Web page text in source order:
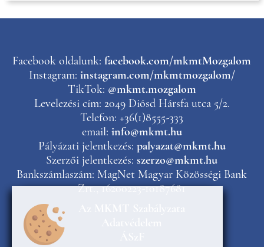
Facebook oldalunk:facebook.com/mkmtMozgalom
Instagram: instagram.com/mkmtmozgalom/
TikTok: @mkmt.mozgalom
Levelezési cím: 2049 Diósd Hársfa utca 5/2.
Telefon: +36(1)8555-333
email: info@mkmt.hu
Pályázati jelentkezés: palyazat@mkmt.hu
Szerzői jelentkezés:szerzo@mkmt.hu
Bankszámlaszám: MagNet Magyar Közösségi Bank
Zrt., 16200223-10187681